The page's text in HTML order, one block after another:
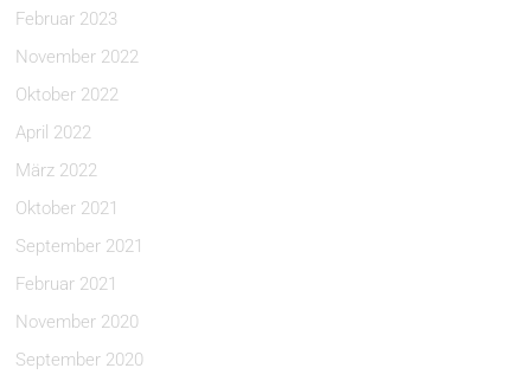
Februar 2023
November 2022
Oktober 2022
April 2022
März 2022
Oktober 2021
September 2021
Februar 2021
November 2020
September 2020